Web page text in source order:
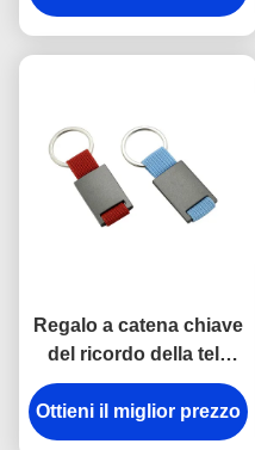
del supporto ha inciso
Regalo a catena chiave
del ricordo della tela
dell'incisione laser del
supporto del metallo di
rettangolo
Ottieni il miglior prezzo